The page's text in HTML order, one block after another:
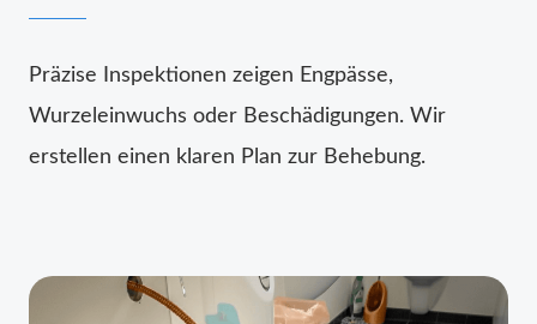
Präzise Inspektionen zeigen Engpässe,
Wurzeleinwuchs oder Beschädigungen. Wir
erstellen einen klaren Plan zur Behebung.